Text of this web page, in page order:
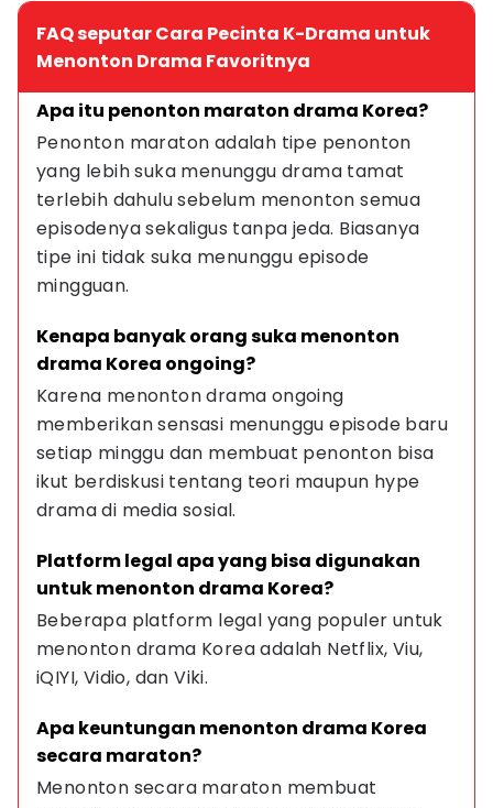
FAQ seputar Cara Pecinta K-Drama untuk
Menonton Drama Favoritnya
Apa itu penonton maraton drama Korea?
Penonton maraton adalah tipe penonton
yang lebih suka menunggu drama tamat
terlebih dahulu sebelum menonton semua
episodenya sekaligus tanpa jeda. Biasanya
tipe ini tidak suka menunggu episode
mingguan.
Kenapa banyak orang suka menonton
drama Korea ongoing?
Karena menonton drama ongoing
memberikan sensasi menunggu episode baru
setiap minggu dan membuat penonton bisa
ikut berdiskusi tentang teori maupun hype
drama di media sosial.
Platform legal apa yang bisa digunakan
untuk menonton drama Korea?
Beberapa platform legal yang populer untuk
menonton drama Korea adalah Netflix, Viu,
iQIYI, Vidio, dan Viki.
Apa keuntungan menonton drama Korea
secara maraton?
Menonton secara maraton membuat